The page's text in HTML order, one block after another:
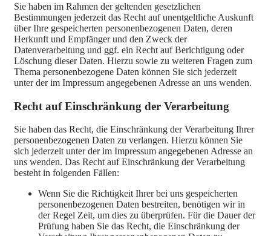
Sie haben im Rahmen der geltenden gesetzlichen
Bestimmungen jederzeit das Recht auf unentgeltliche Auskunft
über Ihre gespeicherten personenbezogenen Daten, deren
Herkunft und Empfänger und den Zweck der
Datenverarbeitung und ggf. ein Recht auf Berichtigung oder
Löschung dieser Daten. Hierzu sowie zu weiteren Fragen zum
Thema personenbezogene Daten können Sie sich jederzeit
unter der im Impressum angegebenen Adresse an uns wenden.
Recht auf Einschränkung der Verarbeitung
Sie haben das Recht, die Einschränkung der Verarbeitung Ihrer
personenbezogenen Daten zu verlangen. Hierzu können Sie
sich jederzeit unter der im Impressum angegebenen Adresse an
uns wenden. Das Recht auf Einschränkung der Verarbeitung
besteht in folgenden Fällen:
Wenn Sie die Richtigkeit Ihrer bei uns gespeicherten
personenbezogenen Daten bestreiten, benötigen wir in
der Regel Zeit, um dies zu überprüfen. Für die Dauer der
Prüfung haben Sie das Recht, die Einschränkung der